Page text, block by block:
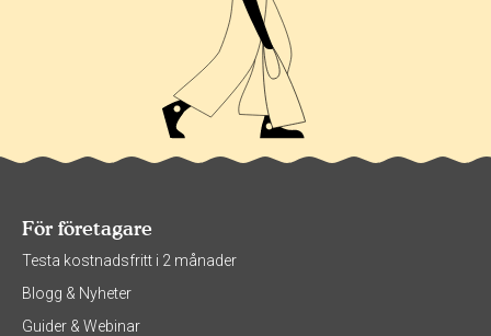
För företagare
Testa kostnadsfritt i 2 månader
Blogg & Nyheter
Guider & Webinar